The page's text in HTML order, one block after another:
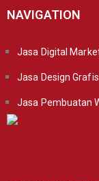
NAVIGATION
Jasa Digital
Jasa Design Grafis
Jasa Pembuatan